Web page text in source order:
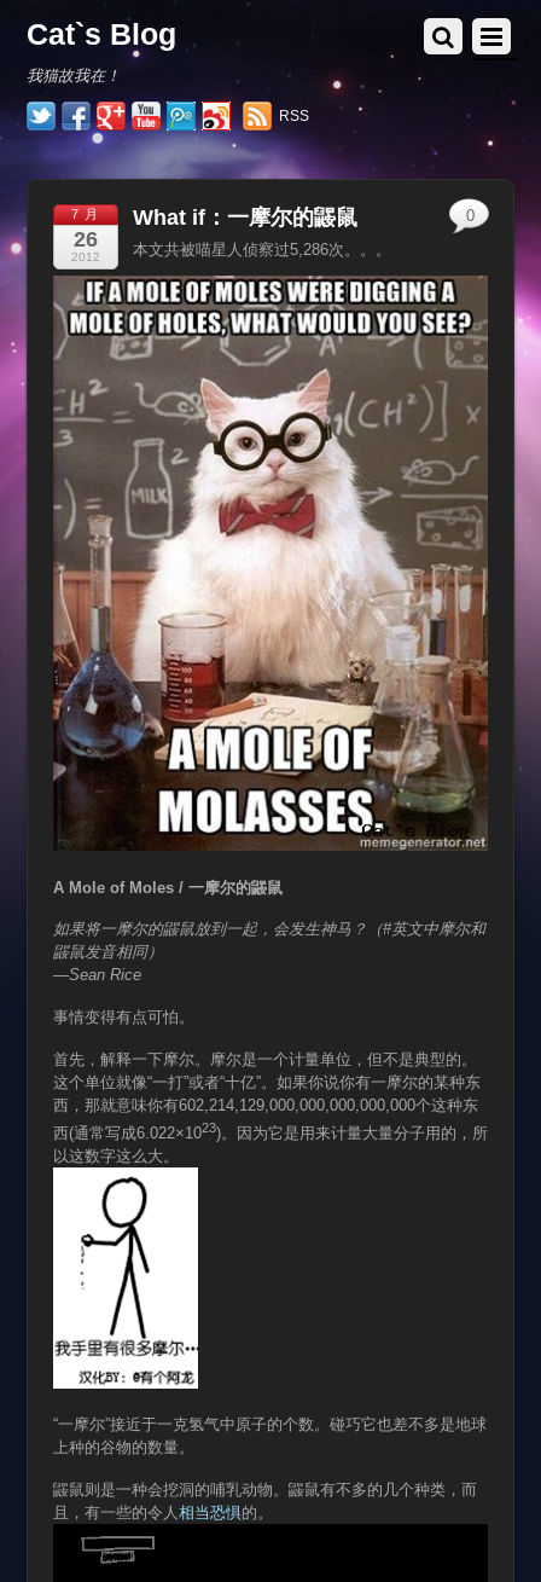
Cat`s Blog
我猫故我在！
RSS
7 月
26
2012
What if：一摩尔的鼹鼠
本文共被喵星人侦察过5,286次。。。
A Mole of Moles / 一摩尔的鼹鼠
如果将一摩尔的鼹鼠放到一起，会发生神马？（#英文中摩尔和
鼹鼠发音相同）
—Sean Rice
事情变得有点可怕。
首先，解释一下摩尔。摩尔是一个计量单位，但不是典型的。
这个单位就像“一打”或者“十亿”。如果你说你有一摩尔的某种东
西，那就意味你有602,214,129,000,000,000,000,000个这种东
西(通常写成6.022×1023)。因为它是用来计量大量分子用的，所
以这数字这么大。
“一摩尔”接近于一克氢气中原子的个数。碰巧它也差不多是地球
上种的谷物的数量。
鼹鼠则是一种会挖洞的哺乳动物。鼹鼠有不多的几个种类，而
且，有一些的令人 相当恐惧的。
0